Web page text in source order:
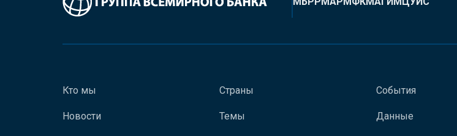
Кто мы
Новости
Страны
Темы
События
Данные